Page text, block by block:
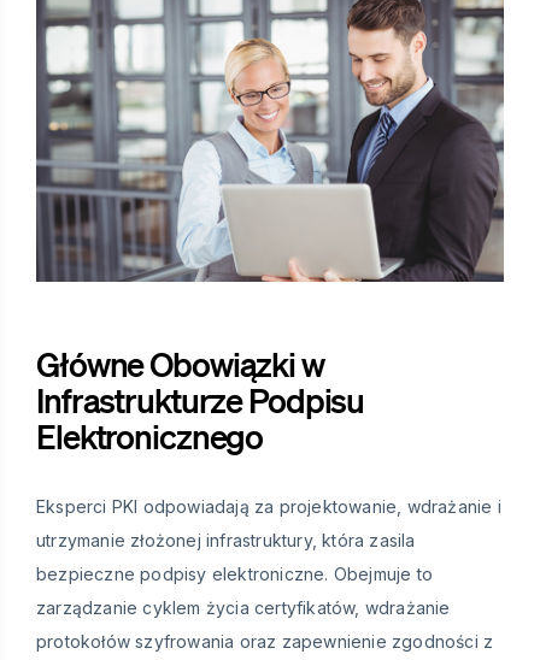
Główne Obowiązki w
Infrastrukturze Podpisu
Elektronicznego
Eksperci PKI odpowiadają za projektowanie, wdrażanie i
utrzymanie złożonej infrastruktury, która zasila
bezpieczne podpisy elektroniczne. Obejmuje to
zarządzanie cyklem życia certyfikatów, wdrażanie
protokołów szyfrowania oraz zapewnienie zgodności z